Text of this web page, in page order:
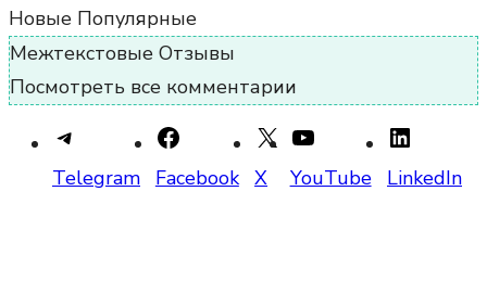
Новые Популярные
Межтекстовые Отзывы
Посмотреть все комментарии
Telegram Facebook X YouTube LinkedIn